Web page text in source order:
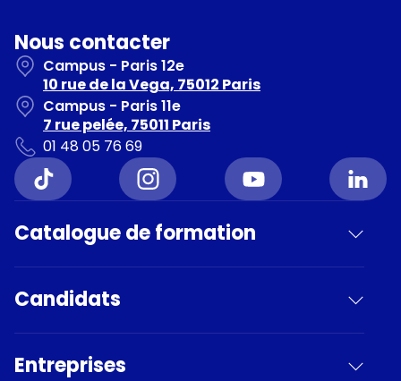
Nous contacter
Campus - Paris 12e
10 rue de la Vega, 75012 Paris
Campus - Paris 11e
7 rue pelée, 75011 Paris
01 48 05 76 69
Catalogue de formation
Candidats
Entreprises